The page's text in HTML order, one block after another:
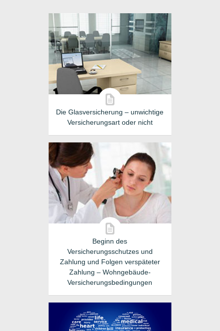
Die Glasversicherung – unwichtige
Versicherungsart oder nicht
Beginn des
Versicherungsschutzes und
Zahlung und Folgen verspäteter
Zahlung – Wohngebäude-
Versicherungsbedingungen